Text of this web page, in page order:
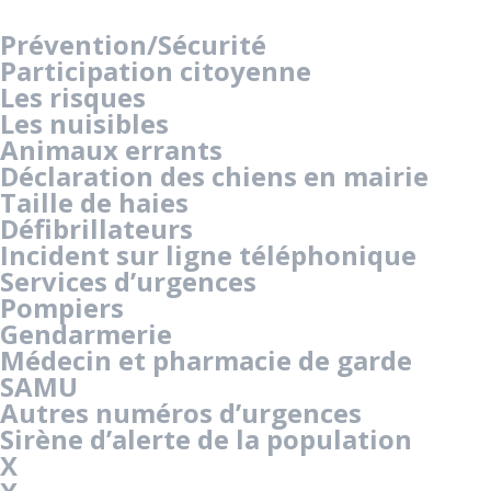
Prévention/Sécurité
Participation citoyenne
Les risques
Les nuisibles
Animaux errants
Déclaration des chiens en mairie
Taille de haies
Défibrillateurs
Incident sur ligne téléphonique
Services d’urgences
Pompiers
Gendarmerie
Médecin et pharmacie de garde
SAMU
Autres numéros d’urgences
Sirène d’alerte de la population
X